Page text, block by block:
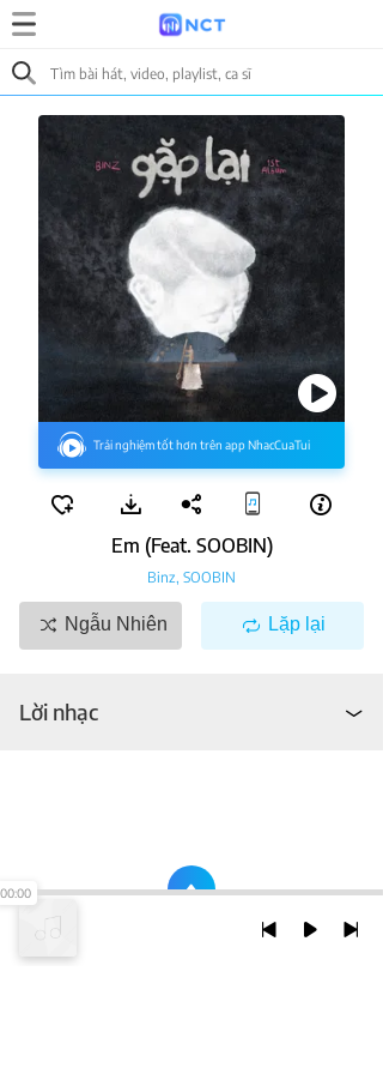
Trải nghiệm tốt hơn trên app NhacCuaTui
Em (feat. SOOBIN)
Binz, SOOBIN
Ngẫu Nhiên Lặp lại
Lời nhạc
00:00